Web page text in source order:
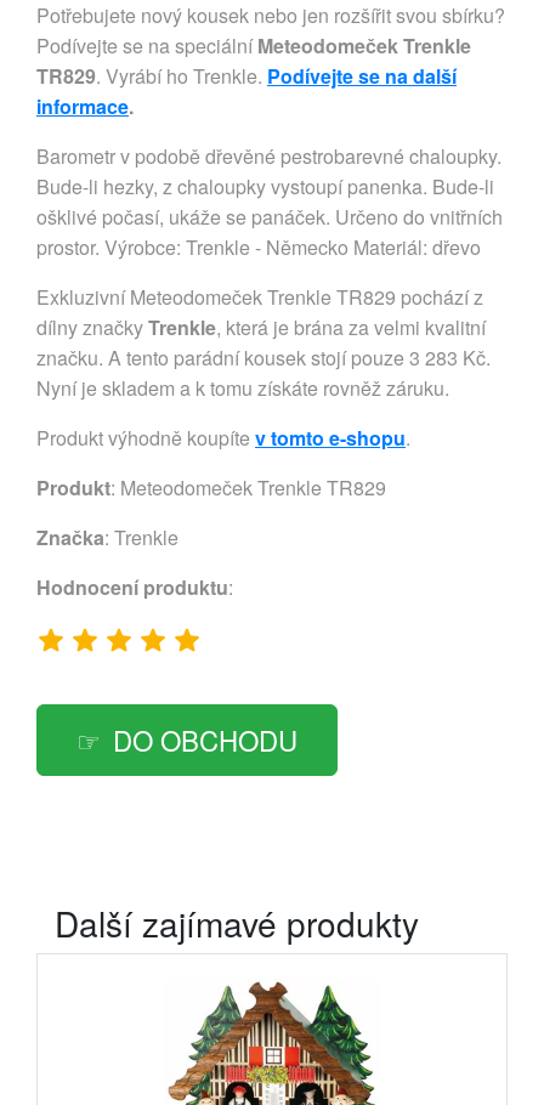
Potřebujete nový kousek nebo jen rozšířit svou sbírku?
Podívejte se na speciálníMeteodomeček Trenkle
TR829. Vyrábí ho Trenkle. Podívejte se na další
informace.
Barometr v podobě dřevěné pestrobarevné chaloupky.
Bude-li hezky, z chaloupky vystoupí panenka. Bude-li
ošklivé počasí, ukáže se panáček. Určeno do vnitřních
prostor. Výrobce: Trenkle - Německo Materiál: dřevo
Exkluzivní Meteodomeček Trenkle TR829 pochází z
dílny značkyTrenkle, která je brána za velmi kvalitní
značku. A tento parádní kousek stojí pouze 3 283 Kč.
Nyní je skladem a k tomu získáte rovněž záruku.
Produkt výhodně koupíte v tomto e-shopu.
Produkt: Meteodomeček Trenkle TR829
Značka: Trenkle
Hodnocení produktu:
DO OBCHODU
Další zajímavé produkty